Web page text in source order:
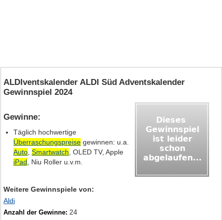
ALDIventskalender ALDI Süd Adventskalender
Gewinnspiel 2024
Gewinne:
Täglich hochwertige
Überraschungspreise gewinnen: u.a.
Auto Smartwatch , OLED TV, Apple
iPad , Niu Roller u.v.m.
Weitere Gewinnspiele von:
Aldi
Anzahl der Gewinne: 24